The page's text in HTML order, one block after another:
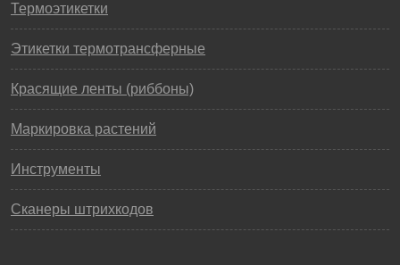
Термоэтикетки
Этикетки термотрансферные
Красящие ленты (риббоны)
Маркировка растений
Инструменты
Сканеры штрихкодов